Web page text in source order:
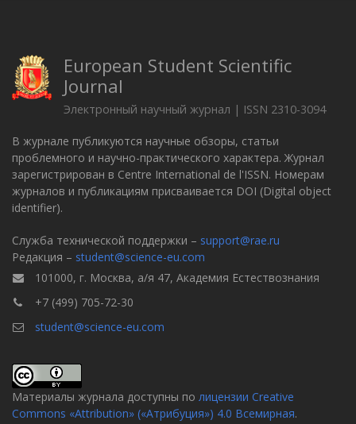
European Student Scientific
Journal
Электронный научный журнал | ISSN 2310-3094
В журнале публикуются научные обзоры, статьи
проблемного и научно-практического характера. Журнал
зарегистрирован в Centre International de l'ISSN. Номерам
журналов и публикациям присваивается DOI (Digital object
identifier).
Служба технической поддержки – support@rae.ru
Редакция – student@science-eu.com
101000, г. Москва, а/я 47, Академия Естествознания
+7 (499) 705-72-30
student@science-eu.com
Материалы журнала доступны по лицензии Creative
Commons «Attribution» («Атрибуция») 4.0 Всемирная.